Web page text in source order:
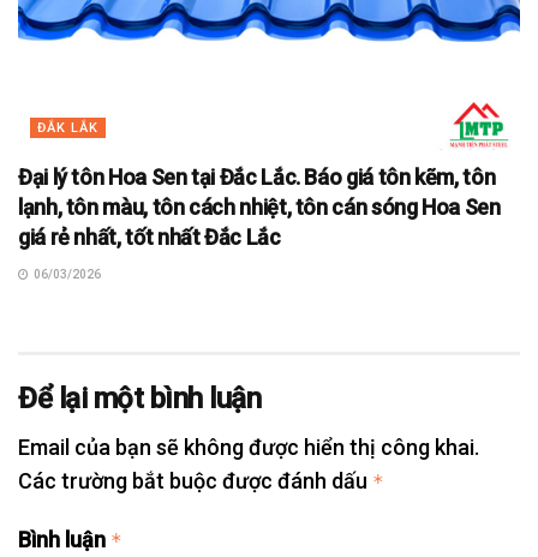
ĐẮK LẮK
Đại lý tôn Hoa Sen tại Đắc Lắc. Báo giá tôn kẽm, tôn
lạnh, tôn màu, tôn cách nhiệt, tôn cán sóng Hoa Sen
giá rẻ nhất, tốt nhất Đắc Lắc
06/03/2026
Để lại một bình luận
Email của bạn sẽ không được hiển thị công khai.
Các trường bắt buộc được đánh dấu *
Bình luận *